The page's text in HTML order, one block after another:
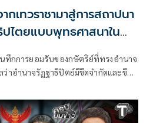
กเทวราชามาสู่การสถาปนา
ไตยแบบพุทธศาสนาใน
ามัญผลสูตรในฐานะทฤษฎี
จรัฐเหนือแรงงานและ
ทึกการยอมรับของกษัตริย์ที่ทรงอำนาจ
าอำนาจรัฏฐาธิปัตย์มีขีดจำกัดและขีด